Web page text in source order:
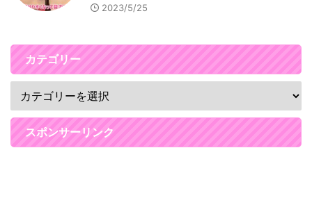
2023/5/25
カテゴリー
スポンサーリンク